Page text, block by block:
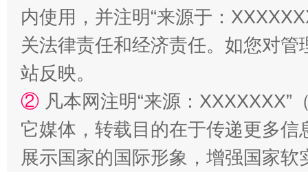
站台名比不上好声名
内使用，并注明“来源于：
关法律责任和经济责任。如您对
站反映。
② 凡本网注明“来源：
它媒体，转载目的在于传递更多
展示国家的国际形象，增强国家